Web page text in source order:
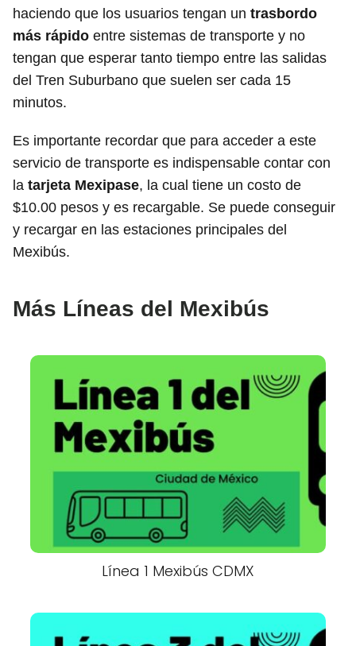
haciendo que los usuarios tengan un trasbordo
más rápido entre sistemas de transporte y no
tengan que esperar tanto tiempo entre las salidas
del Tren Suburbano que suelen ser cada 15
minutos.
Es importante recordar que para acceder a este
servicio de transporte es indispensable contar con
la tarjeta Mexipase, la cual tiene un costo de
$10.00 pesos y es recargable. Se puede conseguir
y recargar en las estaciones principales del
Mexibús.
Más Líneas del Mexibús
Línea 1 Mexibús CDMX